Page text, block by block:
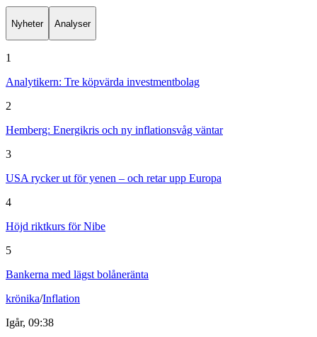
Nyheter Analyser
1
Analytikern: Tre köpvärda investmentbolag
2
Hemberg: Energikris och ny inflationsvåg väntar
3
USA rycker ut för yenen – och retar upp Europa
4
Höjd riktkurs för Nibe
5
Bankerna med lägst bolåneränta
krönika/Inflation
Igår, 09:38